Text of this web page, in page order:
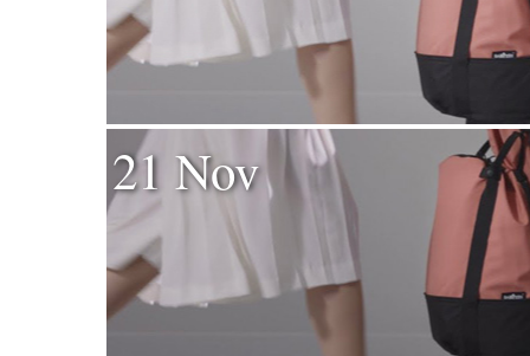
21 Nov